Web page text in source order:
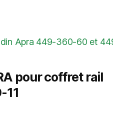
pour coffret rail
11